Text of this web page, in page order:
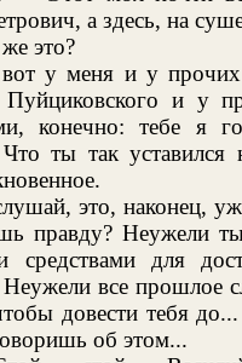
а здесь, на
это?
у меня и у прочих
Пуйциковского и у
конечно: тебе я
ты так уставился
это, наконец,
правду? Неужели
средствами для
все прошлое
довести тебя
об этом...